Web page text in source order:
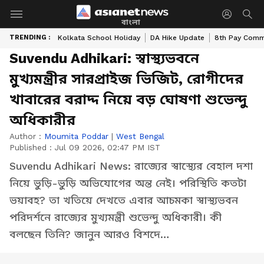
বাংলা
TRENDING : Kolkata School Holiday DA Hike Update 8th Pay
Suvendu Adhikari: স্বাস্থ্যভবনে
মুখ্যমন্ত্রীর সারপ্রাইজ ভিজিট, রোগীদের
খাবারের বরাদ্দ নিয়ে বড় ঘোষণা শুভেন্দু
অধিকারীর
Author : Moumita Poddar | West Bengal
Published : Jul 09 2026, 02:47 PM IST
Suvendu Adhikari News: রাজ্যের স্বাস্থ্যের বেহাল দশা
নিয়ে ভুড়ি-ভুড়ি অভিযোগের অন্ত নেই। পরিস্থিতি কতটা
ভয়াবহ? তা খতিয়ে দেখতে এবার আচমকা স্বাস্থ্যভবন
পরিদর্শনে রাজ্যের মুখ্যমন্ত্রী শুভেন্দু অধিকারী। কী
বলছেন তিনি? জানুন আরও বিশদে…